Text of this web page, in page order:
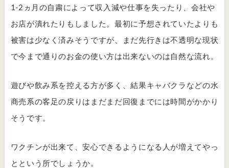
1-2ヵ月の自粛によって収入減や仕事を失ったり、会社や
お店が潰れたりもしました。最初に予想されていたよりも
被害は少なく済みそうですが、まだ先行きは不透明な現状
で今まで通りのお金の使い方は出来ないのは自然な流れ。
遊びや飲み系を控える方が多く、結果キャバクラなどの水
商売系の客足の戻りはまだまだ回復までには時間がかかり
そうです。
ワクチンが出来て、安心できるようになる人が増えてやっ
とという所でしょうか。